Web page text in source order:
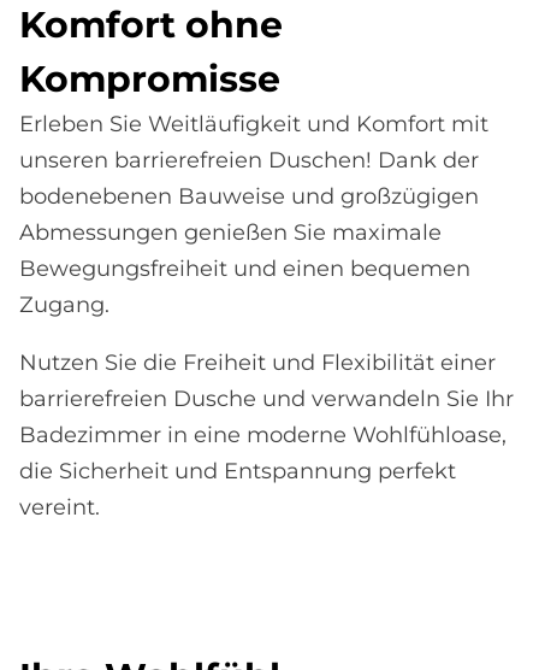
Kom­fort ohne
Kom­pro­mis­se
Erleben Sie Weitläufigkeit und Komfort mit
unseren barrierefreien Duschen! Dank der
bodenebenen Bauweise und großzügigen
Abmessungen genießen Sie maximale
Bewegungsfreiheit und einen bequemen
Zugang.
Nutzen Sie die Freiheit und Flexibilität einer
barrierefreien Dusche und verwandeln Sie Ihr
Badezimmer in eine moderne Wohlfühloase,
die Sicherheit und Entspannung perfekt
vereint.